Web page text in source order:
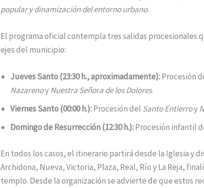
popular y dinamización del entorno urbano.
El programa oficial contempla tres salidas procesionales
ejes del municipio:
Jueves Santo (23:30 h., aproximadamente):Procesión
NazarenoyNuestra Señora de los Dolores.
Viernes Santo (00:00 h.):Procesión del Santo Entierroy
Domingo de Resurrección (12:30 h.):Procesión infantil
En todos los casos, el itinerario partirá desde la Iglesia y
Archidona, Nueva, Victoria, Plaza, Real, Río y La Reja,
templo. Desde la organización se advierte de que estos